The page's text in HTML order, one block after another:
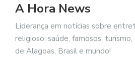
A Hora News
Liderança em notícias sobre
religioso, saúde, famosos,
de Alagoas, Brasil e mundo!